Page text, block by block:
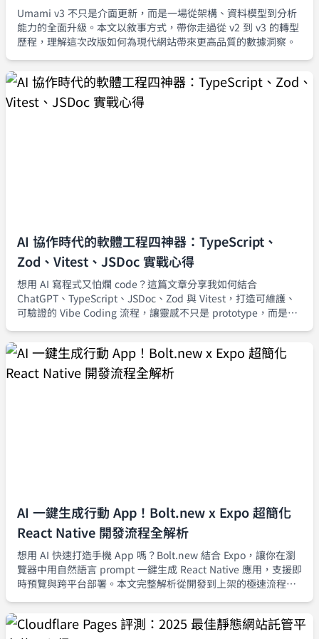
Umami v3 不只是介面更新，而是一場從架構、資料模型到分析
能力的全面升級。本文以敘事方式，帶你走過從 v2 到 v3 的轉型
歷程，理解這次改版如何為現代網站帶來更高品質的數據洞察。
AI 協作時代的軟體工程四神器：TypeScript、
Zod、Vitest、JSDoc 實戰心得
想用 AI 寫程式又怕爛 code？這篇文章分享我如何結合
ChatGPT、TypeScript、JSDoc、Zod 與 Vitest，打造可維護、
可驗證的 Vibe Coding 流程，讓靈感不只是 prototype，而是真
AI 一鍵生成行動 App！Bolt.new x Expo 超簡化
React Native 開發流程全解析
想用 AI 快速打造手機 App 嗎？Bolt.new 結合 Expo，讓你在瀏
覽器中用自然語言 prompt 一鍵生成 React Native 應用，支援即
時預覽與跨平台部署。本文完整解析從開發到上架的極速流程，